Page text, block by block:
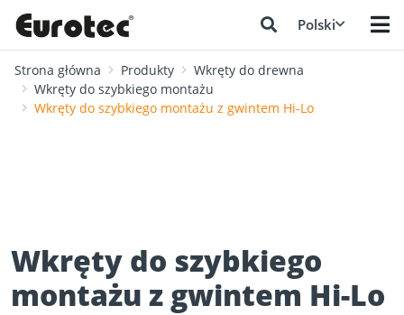
Polski
Strona główna Produkty
Wkręty do drewna
Wkręty do szybkiego montażu
Wkręty do szybkiego montażu z gwintem Hi-Lo
Wkręty do szybkiego
montażu z gwintem Hi-Lo